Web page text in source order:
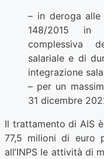
– in deroga alle
148/2015 in
complessiva
salariale e di
integrazione
– per un
31 dicembre
Il trattamento di AIS
77,5 milioni di euro
all’INPS le attività di